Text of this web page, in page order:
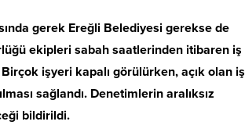
gerek Ereğli Belediyesi gerekse de
ekipleri sabah saatlerinden itibaren iş
işyeri kapalı görülürken, açık olan iş
sağlandı. Denetimlerin aralıksız
bildirildi.